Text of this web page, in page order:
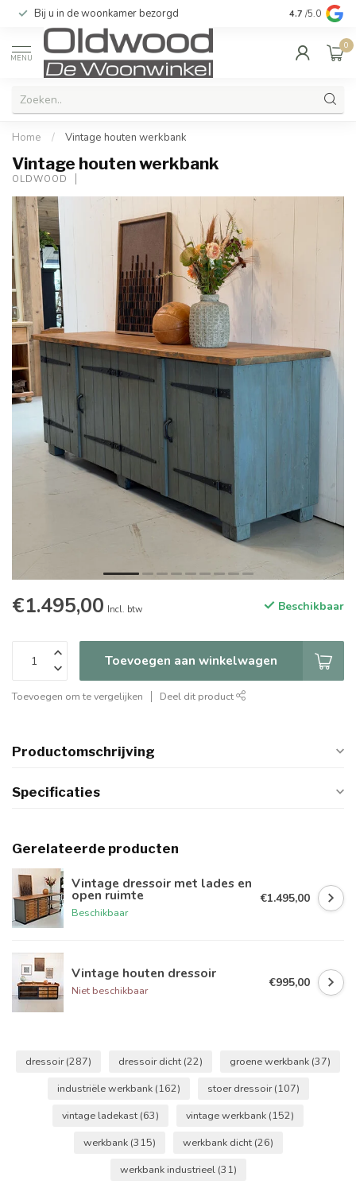
Bij u in de woonkamer bezorgd Kwaliteit &
4.7 /5.0
MENU
0
Home / Vintage houten werkbank
Vintage houten werkbank
OLDWOOD
€1.495,00 Incl. btw Beschikbaar
Toevoegen aan winkelwagen
Toevoegen om te vergelijken Deel dit product
Productomschrijving
Specificaties
Gerelateerde producten
Vintage dressoir met lades en
open ruimte
Beschikbaar
€1.495,00
Vintage houten dressoir
Niet beschikbaar
€995,00
dressoir(287) dressoir dicht (22) groene werkbank (37)
industriële werkbank (162) stoer dressoir(107)
vintage ladekast (63) vintage werkbank (152)
werkbank (315) werkbank dicht (26)
werkbank industrieel (31)